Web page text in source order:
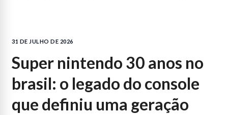
31 DE JULHO DE 2026
super nintendo 30 anos no
brasil: o legado do console
que definiu uma geração